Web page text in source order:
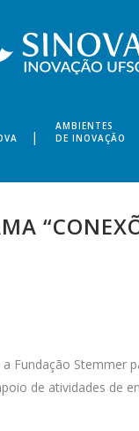
AMBIENTES
DE INOVAÇÃO
Fundação Stemmer
de atividades de